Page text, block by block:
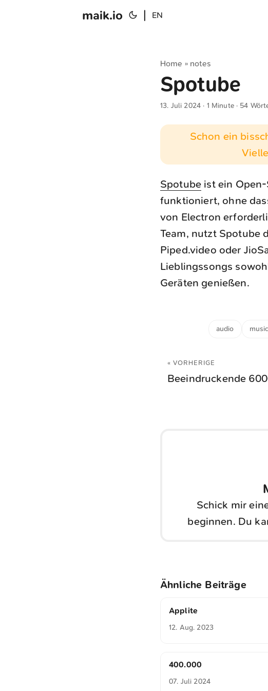
maik.io EN
Home » notes
Spotube
13. Juli 2024 · 1 Minute · 54
Schon ein
Spotube ist ein
funktioniert, ohne
von Electron
Team, nutzt Spotube
Piped.video oder
Lieblingssongs
Geräten genießen.
audio music
« VORHERIGE
Beeindruckende
Schick mir
beginnen. Du
Ähnliche Beiträge
Applite
12. Aug. 2023
400.000
07. Juli 2024